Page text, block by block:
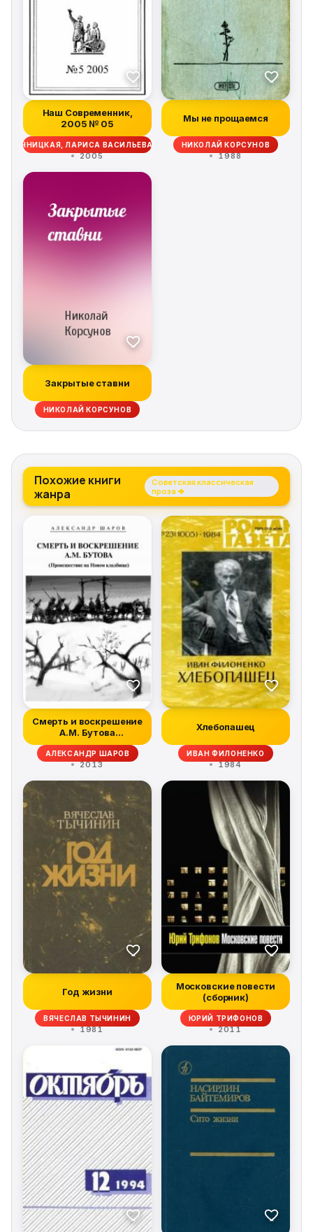
Наш Современник,
2005 № 05
ЛАРИСА ВАСИЛЬЕВА, АНДРЕЙ ВОРОНЦОВ, НИКОЛАЙ
2005
Мы не прощаемся
НИКОЛАЙ КОРСУНОВ
1988
Закрытые ставни
НИКОЛАЙ КОРСУНОВ
Похожие книги
жанра
Советская классическая
проза →
Смерть и воскрешение
А.М. Бутова
(Происшествие на...
АЛЕКСАНДР ШАРОВ
2013
Хлебопашец
ИВАН ФИЛОНЕНКО
1984
Год жизни
ВЯЧЕСЛАВ ТЫЧИНИН
1981
Московские повести
(сборник)
ЮРИЙ ТРИФОНОВ
2011